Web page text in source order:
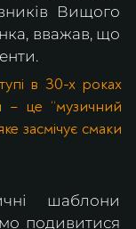
Вищого
вважав, що
в 30-х роках
– це “музичний
засмічує смаки
шаблони
подивитися